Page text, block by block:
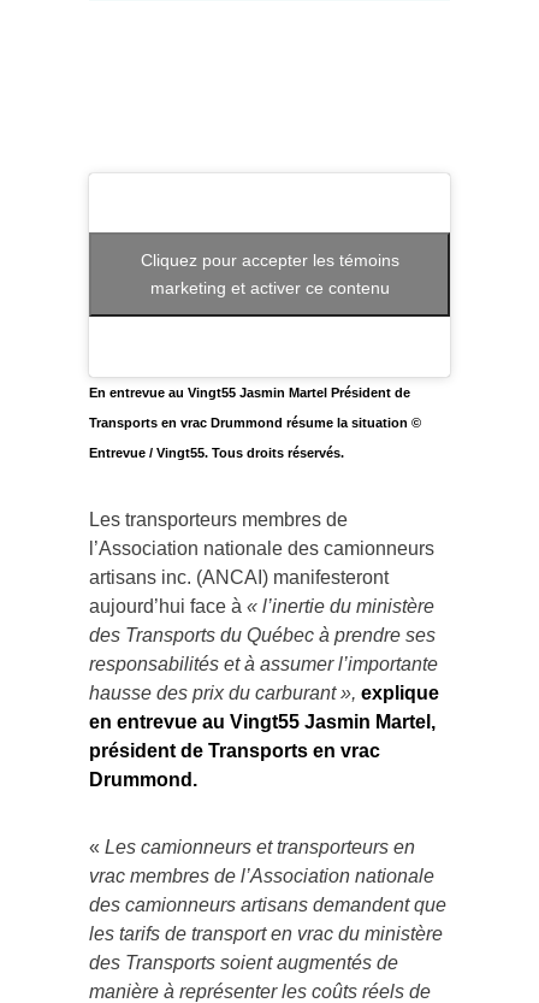
Cliquez pour accepter les témoins
marketing et activer ce contenu
En entrevue au Vingt55 Jasmin Martel Président de
Transports en vrac Drummond résume la situation ©
Entrevue / Vingt55. Tous droits réservés.
Les transporteurs membres de
l’Association nationale des camionneurs
artisans inc. (ANCAI) manifesteront
aujourd’hui face à « l’inertie du ministère
des Transports du Québec à prendre ses
responsabilités et à assumer l’importante
hausse des prix du carburant », explique
en entrevue au Vingt55 Jasmin Martel,
président de Transports en vrac
Drummond.
« Les camionneurs et transporteurs en
vrac membres de l’Association nationale
des camionneurs artisans demandent que
les tarifs de transport en vrac du ministère
des Transports soient augmentés de
manière à représenter les coûts réels de